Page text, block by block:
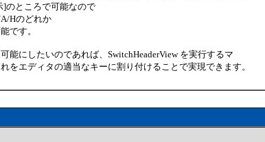
]のところで可能なので
Hのどれか
です。
能にしたいのであれば、SwitchHeaderView を実行するマ
をエディタの適当なキーに割り付けることで実現できます。